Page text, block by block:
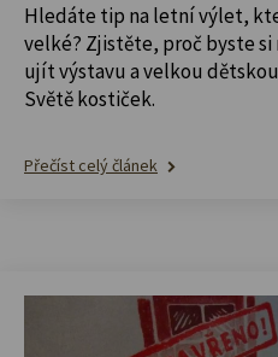
Hledáte tip na letní výlet,
velké? Zjistěte, proč byste
ujít výstavu a velkou
Světě kostiček.
Přečíst celý článek